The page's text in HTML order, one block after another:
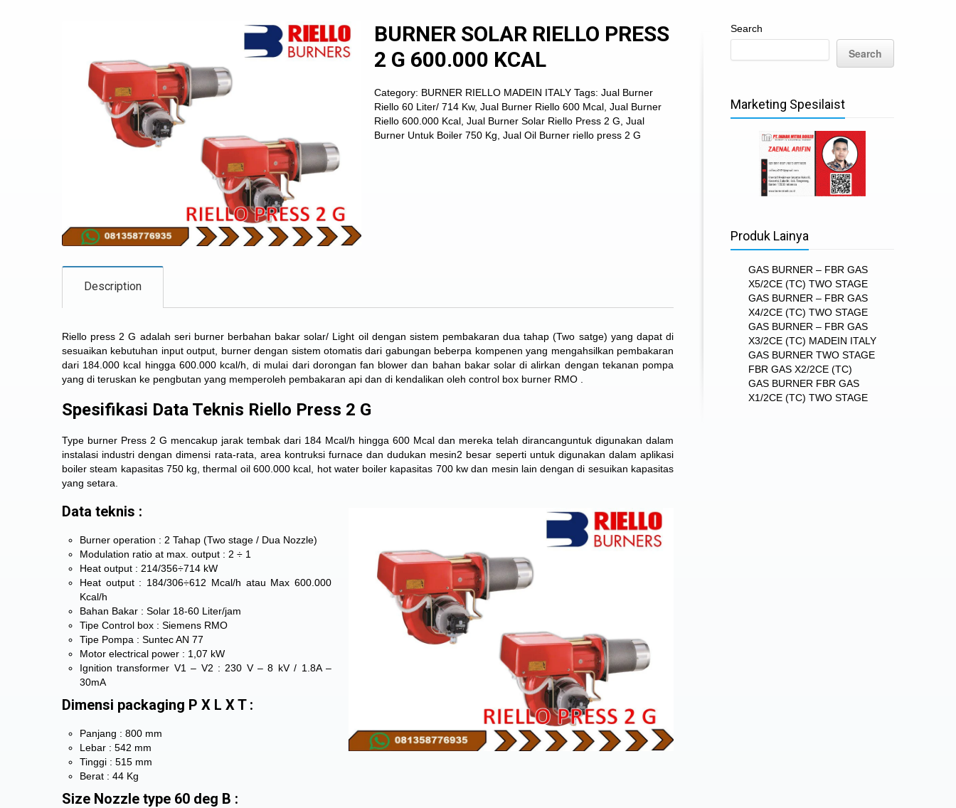
BURNER SOLAR RIELLO PRESS
2 G 600.000 KCAL
Category: BURNER RIELLO MADEIN ITALY Tags:Jual Burner
Riello 60 Liter/ 714 Kw,Jual Burner Riello 600 Mcal ,Jual Burner
Riello 600.000 Kcal ,Jual Burner Solar Riello Press 2 G ,Jual
Burner Untuk Boiler 750 Kg ,Jual Oil Burner riello press 2 G
Description
Riello press 2 G adalah seri burner berbahan bakar solar/ Light oil dengan sistem pembakaran dua tahap (Two satge) yang dapat di
sesuaikan kebutuhan input output, burner dengan sistem otomatis dari gabungan beberpa kompenen yang mengahsilkan pembakaran
dari 184.000 kcal hingga 600.000 kcal/h, di mulai dari dorongan fan blower dan bahan bakar solar di alirkan dengan tekanan pompa
yang di teruskan ke pengbutan yang memperoleh pembakaran api dan di kendalikan oleh control box burner RMO .
Spesifikasi Data Teknis Riello Press 2 G
Type burner Press 2 G mencakup jarak tembak dari 184 Mcal/h hingga 600 Mcal dan mereka telah dirancanguntuk digunakan dalam
instalasi industri dengan dimensi rata-rata, area kontruksi furnace dan dudukan mesin2 besar seperti untuk digunakan dalam aplikasi
boiler steam kapasitas 750 kg, thermal oil 600.000 kcal, hot water boiler kapasitas 700 kw dan mesin lain dengan di sesuikan kapasitas
yang setara.
Data teknis :
Burner operation : 2 Tahap (Two stage / Dua Nozzle)
Modulation ratio at max. output : 2 ÷ 1
Heat output : 214/356÷714 kW
Heat output : 184/306÷612 Mcal/h atau Max 600.000
Kcal/h
Bahan Bakar : Solar 18-60 Liter/jam
Tipe Control box : Siemens RMO
Tipe Pompa : Suntec AN 77
Motor electrical power : 1,07 kW
Ignition transformer V1 – V2 : 230 V – 8 kV / 1.8A –
30mA
Dimensi packaging P X L X T :
Panjang : 800 mm
Lebar : 542 mm
Tinggi : 515 mm
Berat : 44 Kg
Size Nozzle type 60 deg B :
Search
Search
Marketing Spesilaist
Produk Lainya
GAS BURNER – FBR GAS
X5/2CE (TC) TWO STAGE
GAS BURNER – FBR GAS
X4/2CE (TC) TWO STAGE
GAS BURNER – FBR GAS
X3/2CE (TC) MADEIN ITALY
GAS BURNER TWO STAGE
FBR GAS X2/2CE (TC)
GAS BURNER FBR GAS
X1/2CE (TC) TWO STAGE